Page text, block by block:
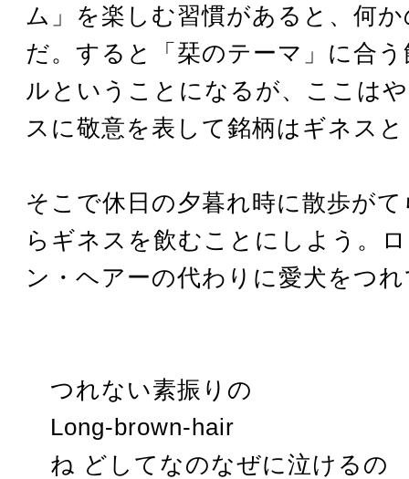
ム」を楽しむ習慣があると、何
だ。すると「栞のテーマ」に合
ルということになるが、ここは
スに敬意を表して銘柄はギネス
そこで休日の夕暮れ時に散歩が
らギネスを飲むことにしよう。
ン・ヘアーの代わりに愛犬をつ
つれない素振りの
Long-brown-hair
ね どしてなのなぜに泣けるの